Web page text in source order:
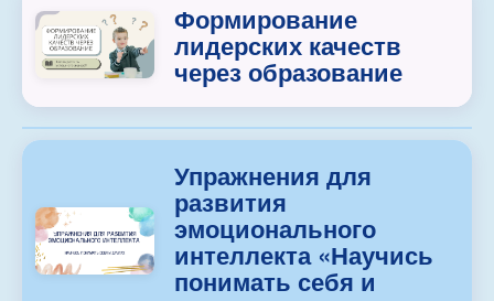
Формирование
лидерских качеств
через образование
Упражнения для
развития
эмоционального
интеллекта «Научись
понимать себя и